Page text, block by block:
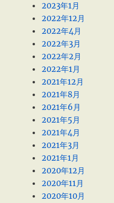
2023年1月
2022年12月
2022年4月
2022年3月
2022年2月
2022年1月
2021年12月
2021年8月
2021年6月
2021年5月
2021年4月
2021年3月
2021年1月
2020年12月
2020年11月
2020年10月